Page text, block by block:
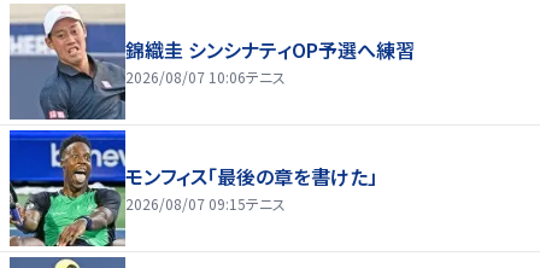
錦織圭 シンシナティOP予選へ練習
2026/08/07 10:06テニス
モンフィス「最後の章を書けた」
2026/08/07 09:15テニス